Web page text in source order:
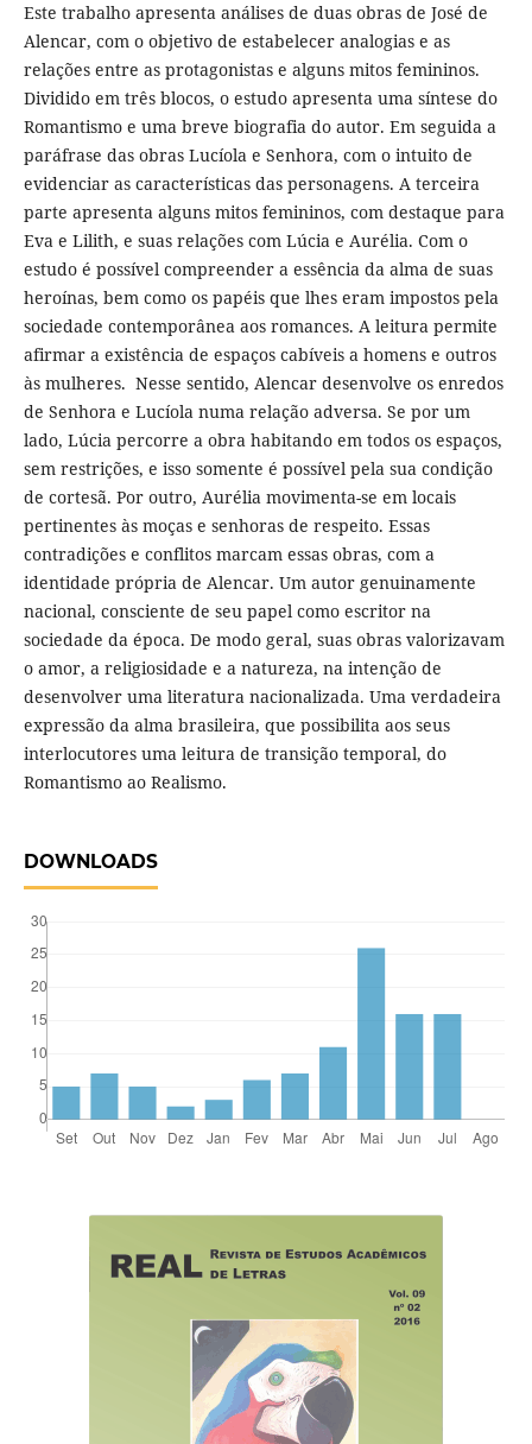
Este trabalho apresenta análises de duas obras de José de
Alencar, com o objetivo de estabelecer analogias e as
relações entre as protagonistas e alguns mitos femininos.
Dividido em três blocos, o estudo apresenta uma síntese do
Romantismo e uma breve biografia do autor. Em seguida a
paráfrase das obras Lucíola e Senhora, com o intuito de
evidenciar as características das personagens. A terceira
parte apresenta alguns mitos femininos, com destaque para
Eva e Lilith, e suas relações com Lúcia e Aurélia. Com o
estudo é possível compreender a essência da alma de suas
heroínas, bem como os papéis que lhes eram impostos pela
sociedade contemporânea aos romances. A leitura permite
afirmar a existência de espaços cabíveis a homens e outros
às mulheres. Nesse sentido, Alencar desenvolve os enredos
de Senhora e Lucíola numa relação adversa. Se por um
lado, Lúcia percorre a obra habitando em todos os espaços,
sem restrições, e isso somente é possível pela sua condição
de cortesã. Por outro, Aurélia movimenta-se em locais
pertinentes às moças e senhoras de respeito. Essas
contradições e conflitos marcam essas obras, com a
identidade própria de Alencar. Um autor genuinamente
nacional, consciente de seu papel como escritor na
sociedade da época. De modo geral, suas obras valorizavam
o amor, a religiosidade e a natureza, na intenção de
desenvolver uma literatura nacionalizada. Uma verdadeira
expressão da alma brasileira, que possibilita aos seus
interlocutores uma leitura de transição temporal, do
Romantismo ao Realismo.
DOWNLOADS